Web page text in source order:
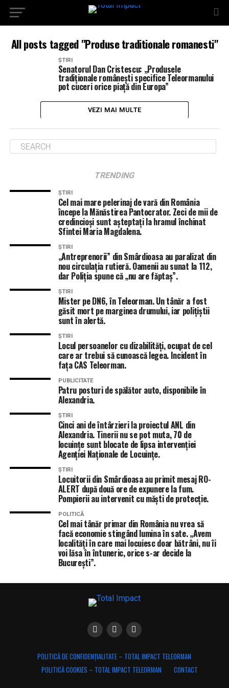
All posts tagged "Produse traditionale romanesti"
ȘTIRI
Senatorul Dan Cristescu: „Produsele
tradiționale românești specifice Teleormanului
pot cuceri orice piață din Europa”
VEZI MAI MULTE
TRENDING
ȘTIRI
Cel mai mare pelerinaj de vară din România
începe la Mănăstirea Pantocrator. Zeci de mii de
credincioși sunt așteptați la hramul închinat
Sfintei Maria Magdalena.
ȘTIRI
„Antreprenorii” din Smârdioasa au paralizat din
nou circulația rutieră. Oamenii au sunat la 112,
dar Poliția spune că „nu are făptaș”.
ȘTIRI
Mister pe DN6, în Teleorman. Un tânăr a fost
găsit mort pe marginea drumului, iar polițiștii
sunt în alertă.
ȘTIRI
Locul persoanelor cu dizabilități, ocupat de cel
care ar trebui să cunoască legea. Incident în
fața CAS Teleorman.
PUBLICITATE
Patru posturi de spălător auto, disponibile în
Alexandria.
ȘTIRI
Cinci ani de întârzieri la proiectul ANL din
Alexandria. Tinerii nu se pot muta, 70 de
locuințe sunt blocate de lipsa intervenției
Agenției Naționale de Locuințe.
ȘTIRI
Locuitorii din Smârdioasa au primit mesaj RO-
ALERT după două ore de expunere la fum.
Pompierii au intervenit cu măști de protecție.
POLITICĂ
Cel mai tânăr primar din România nu vrea să
facă economie stingând lumina în sate. „Avem
localități în care mai locuiesc doar bătrâni, nu îi
voi lăsa în întuneric, orice s-ar decide la
București”.
POLITICĂ DE CONFIDENȚIALITATE – TOTAL IMPACT TELEORMAN
POLITICĂ COOKIES – TOTAL IMPACT TELEORMAN
CONTACT